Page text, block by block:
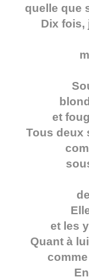
quelle que
Dix fois,
et
Tous deux
et les
Quant à